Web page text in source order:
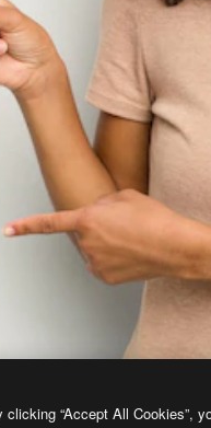
clicking “Accept All Cookies”,